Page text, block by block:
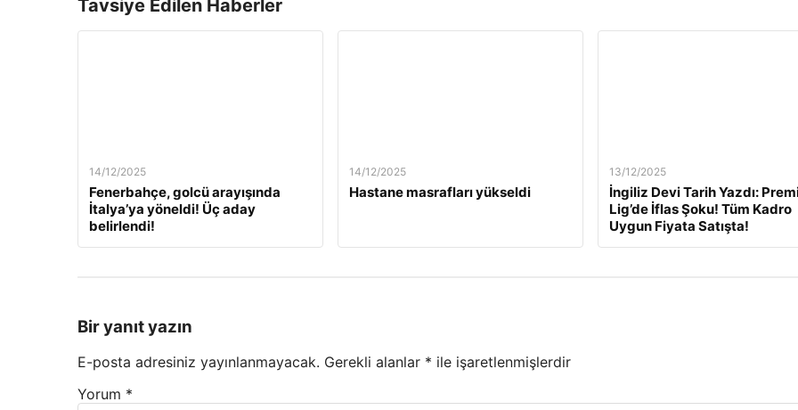
Tavsiye Edilen Haberler
14/12/2025
Fenerbahçe, golcü arayışında
İtalya’ya yöneldi! Üç aday
belirlendi!
14/12/2025
Hastane masrafları yükseldi
13/12/2025
İngiliz Devi Tarih Yazdı:
Lig’de İflas Şoku! Tüm Kadro
Uygun Fiyata Satışta!
Bir yanıt yazın
E-posta adresiniz yayınlanmayacak. Gerekli alanlar * ile işaretlenmişlerdir
Yorum *